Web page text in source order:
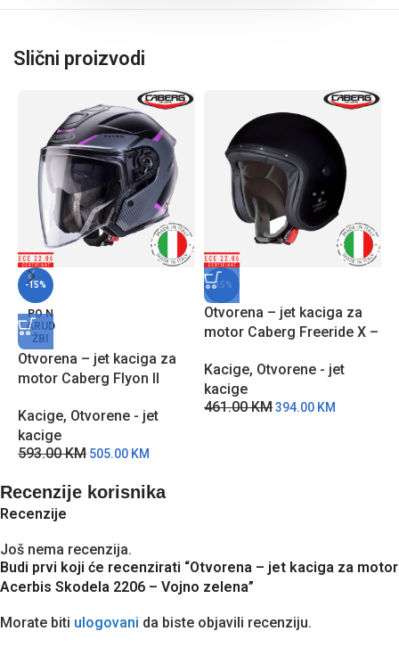
Slični proizvodi
-15%
PO N
ARUD
ŽBI
Otvorena – jet kaciga za
motor Caberg Flyon II
Kacige, Otvorene - jet
kacige
593.00KM 505.00 KM
-15%
Otvorena – jet kaciga za
motor Caberg Freeride X –
Kacige, Otvorene - jet
kacige
461.00KM394.00 KM
Recenzije korisnika
Recenzije
Još nema recenzija.
Budi prvi koji će recenzirati “Otvorena – jet kaciga za motor
Acerbis Skodela 2206 – Vojno zelena”
Morate biti ulogovani da biste objavili recenziju.